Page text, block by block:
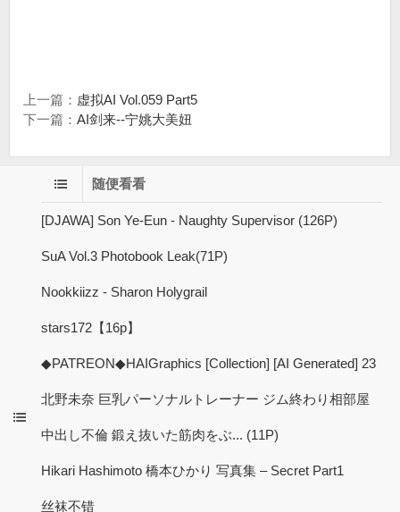
上一篇： 虚拟AI Vol.059 Part5
下一篇： AI剑来--宁姚大美妞
随便看看
[DJAWA] Son Ye-Eun - Naughty Supervisor (126P)
SuA Vol.3 Photobook Leak(71P)
Nookkiizz - Sharon Holygrail
stars172【16p】
◆PATREON◆HAIGraphics [Collection] [AI Generated] 23
北野未奈 巨乳パーソナルトレーナー ジム終わり相部屋
中出し不倫 鍛え抜いた筋肉をぶ... (11P)
Hikari Hashimoto 橋本ひかり 写真集 – Secret Part1
丝袜不错